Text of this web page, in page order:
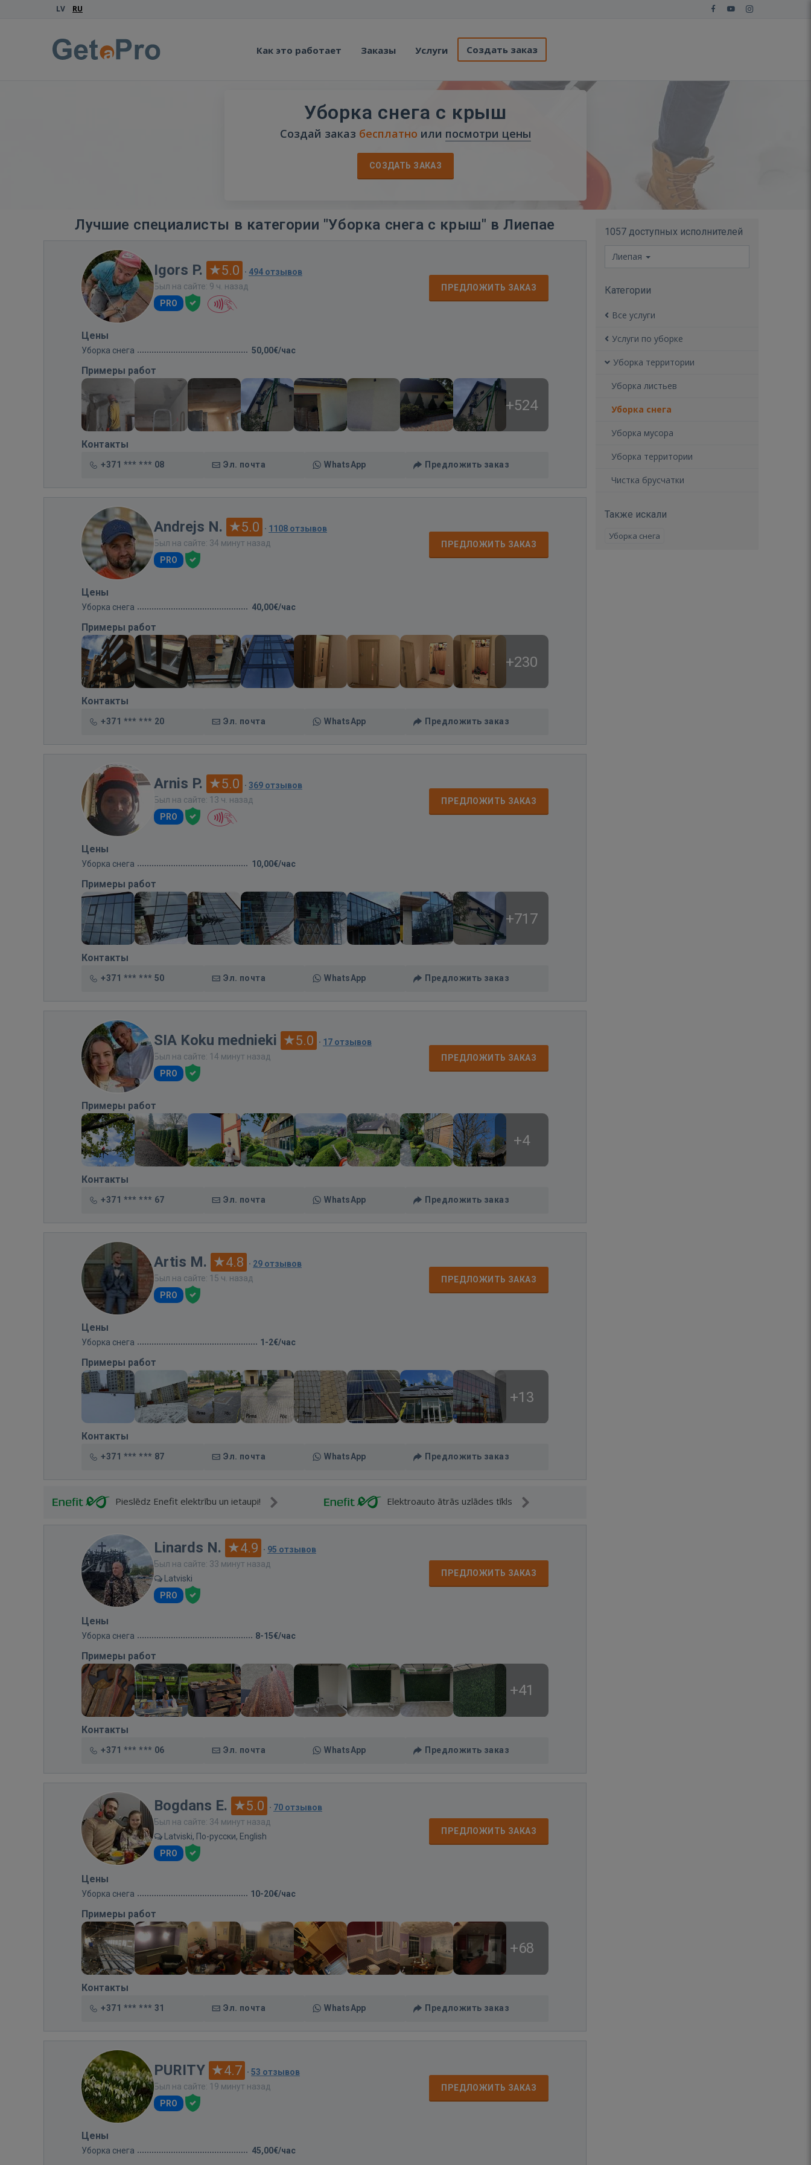
LV RU
Как это работает Заказы Услуги Создать заказ
Уборка снега с крыш
Создай заказ бесплатно или посмотри цены
СОЗДАТЬ ЗАКАЗ
Лучшие специалисты в категории "Уборка снега с крыш" в Лиепае
Igors P. 5.0 · 494 отзывов
Был на сайте: 9 ч. назад
PRO
ПРЕДЛОЖИТЬ ЗАКАЗ
Цены
Уборка снега 50,00€/час
Примеры работ
+524
Контакты
+371 *** *** 08 Эл. почта WhatsApp Предложить заказ
Andrejs N. 5.0 · 1108 отзывов
Был на сайте: 34 минут назад
PRO
ПРЕДЛОЖИТЬ ЗАКАЗ
Цены
Уборка снега 40,00€/час
Примеры работ
+230
Контакты
+371 *** *** 20 Эл. почта WhatsApp Предложить заказ
Arnis P. 5.0 · 369 отзывов
Был на сайте: 13 ч. назад
PRO
ПРЕДЛОЖИТЬ ЗАКАЗ
Цены
Уборка снега 10,00€/час
Примеры работ
+717
Контакты
+371 *** *** 50 Эл. почта WhatsApp Предложить заказ
SIA Koku mednieki 5.0 · 17 отзывов
Был на сайте: 14 минут назад
PRO
ПРЕДЛОЖИТЬ ЗАКАЗ
Примеры работ
+4
Контакты
+371 *** *** 67 Эл. почта WhatsApp Предложить заказ
Artis M. 4.8 · 29 отзывов
Был на сайте: 15 ч. назад
PRO
ПРЕДЛОЖИТЬ ЗАКАЗ
Цены
Уборка снега 1-2€/час
Примеры работ
+13
Контакты
+371 *** *** 87 Эл. почта WhatsApp Предложить заказ
Pieslēdz Enefit elektrību un ietaupi! Elektroauto ātrās uzlādes tīkls
Linards N. 4.9 · 95 отзывов
Был на сайте: 33 минут назад
Latviski
PRO
ПРЕДЛОЖИТЬ ЗАКАЗ
Цены
Уборка снега 8-15€/час
Примеры работ
+41
Контакты
+371 *** *** 06 Эл. почта WhatsApp Предложить заказ
Bogdans E. 5.0 · 70 отзывов
Был на сайте: 34 минут назад
Latviski, По-русски, English
PRO
ПРЕДЛОЖИТЬ ЗАКАЗ
Цены
Уборка снега 10-20€/час
Примеры работ
+68
Контакты
+371 *** *** 31 Эл. почта WhatsApp Предложить заказ
PURITY 4.7 · 53 отзывов
Был на сайте: 19 минут назад
PRO
ПРЕДЛОЖИТЬ ЗАКАЗ
Цены
Уборка снега 45,00€/час
1057 доступных исполнителей
Лиепая
Категории
Все услуги
Услуги по уборке
Уборка территории
Уборка листьев
Уборка снега
Уборка мусора
Уборка территории
Чистка брусчатки
Также искали
Уборка снега